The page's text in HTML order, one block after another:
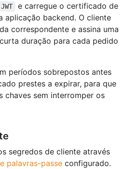
e carregue o certificado de
aplicação backend. O cliente
correspondente e assina uma
duração para cada pedido
períodos sobrepostos antes
prestes a expirar, para que
chaves sem interromper os
segredos de cliente através
palavras-passe configurado.